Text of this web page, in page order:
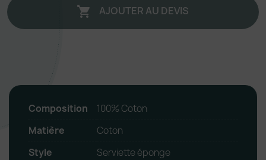
 AJOUTER AU DEVIS
Composition
100% Coton
Matière
Coton
Style
Serviette éponge